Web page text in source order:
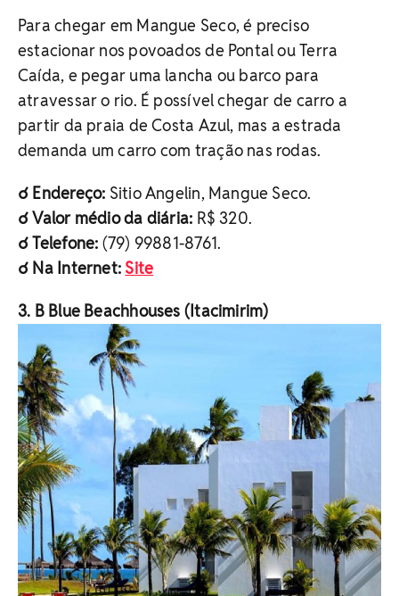
Para chegar em Mangue Seco, é preciso
estacionar nos povoados de Pontal ou Terra
Caída, e pegar uma lancha ou barco para
atravessar o rio. É possível chegar de carro a
partir da praia de Costa Azul, mas a estrada
demanda um carro com tração nas rodas.
☌ Endereço: Sitio Angelin, Mangue Seco.
☌ Valor médio da diária: R$ 320.
☌ Telefone: (79) 99881-8761.
☌ Na Internet: Site
3. B Blue Beachhouses (Itacimirim)